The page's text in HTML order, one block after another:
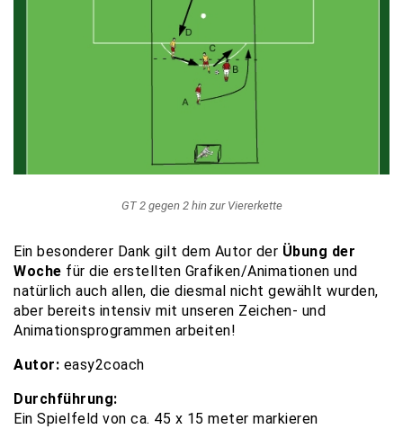
GT 2 gegen 2 hin zur Viererkette
Ein besonderer Dank gilt dem Autor der Übung der
Woche für die erstellten Grafiken/Animationen und
natürlich auch allen, die diesmal nicht gewählt wurden,
aber bereits intensiv mit unseren Zeichen- und
Animationsprogrammen arbeiten!
Autor: easy2coach
Durchführung:
Ein Spielfeld von ca. 45 x 15 meter markieren